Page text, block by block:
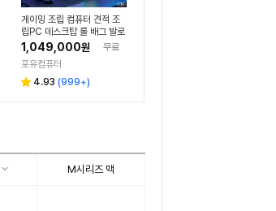
게이밍 조립 컴퓨터 견적 조
립PC 데스크탑 롤 배그 발로
란트 로스트아크 아이온2 본
체00
1,049,000원
무료
포유컴퓨터
별 4.93 리
(999+)
M시리즈 맥